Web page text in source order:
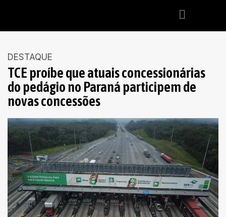
DESTAQUE
TCE proíbe que atuais concessionárias
do pedágio no Paraná participem de
novas concessões